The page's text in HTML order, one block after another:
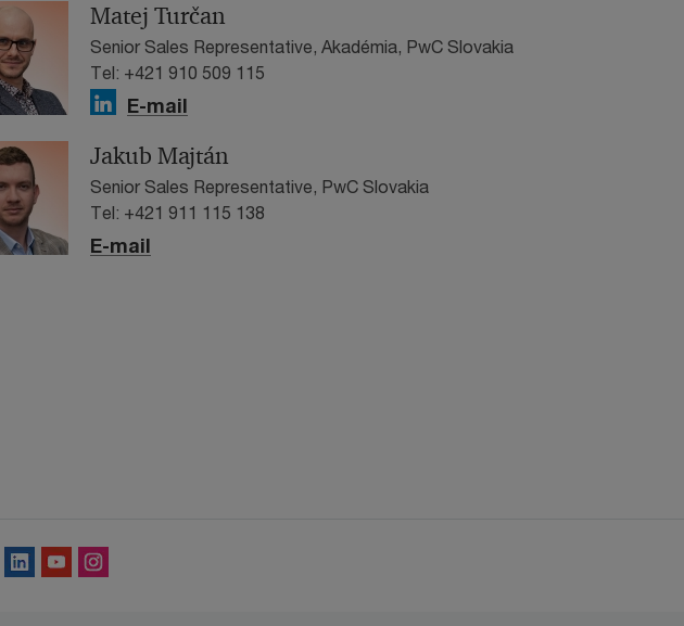
Matej Turčan
Senior Sales Representative, Akadémia, PwC Slovakia
Tel: +421 910 509 115
E-mail
Jakub Majtán
Senior Sales Representative, PwC Slovakia
Tel: +421 911 115 138
E-mail